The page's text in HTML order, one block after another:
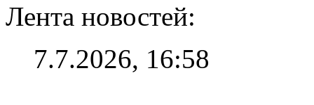
Лента новостей:
7.7.2026, 16:58